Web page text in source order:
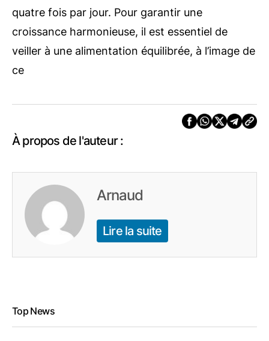
quatre fois par jour. Pour garantir une
croissance harmonieuse, il est essentiel de
veiller à une alimentation équilibrée, à l’image de
ce
À propos de l'auteur :
Arnaud
Lire la suite
Top News